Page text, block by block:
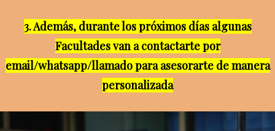
3. Además, durante los próximos días algunas
Facultades van a contactarte por
email/whatsapp/llamado para asesorarte de manera
personalizada